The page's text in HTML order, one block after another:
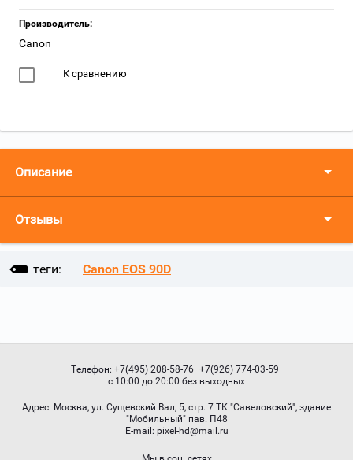
Производитель:
Canon
К сравнению
Описание
Отзывы
теги: Canon EOS 90D
Телефон: +7(495) 208-58-76 +7(926) 774-03-59
с 10:00 до 20:00 без выходных
Адрес: Москва, ул. Сущевский Вал, 5, стр. 7 ТК "Савеловский", здание
"Мобильный" пав. П48
Е-mail: pixel-hd@mail.ru